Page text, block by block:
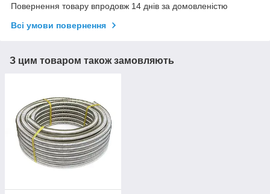
Повернення товару впродовж 14 днів за домовленістю
Всі умови повернення
З цим товаром також замовляють